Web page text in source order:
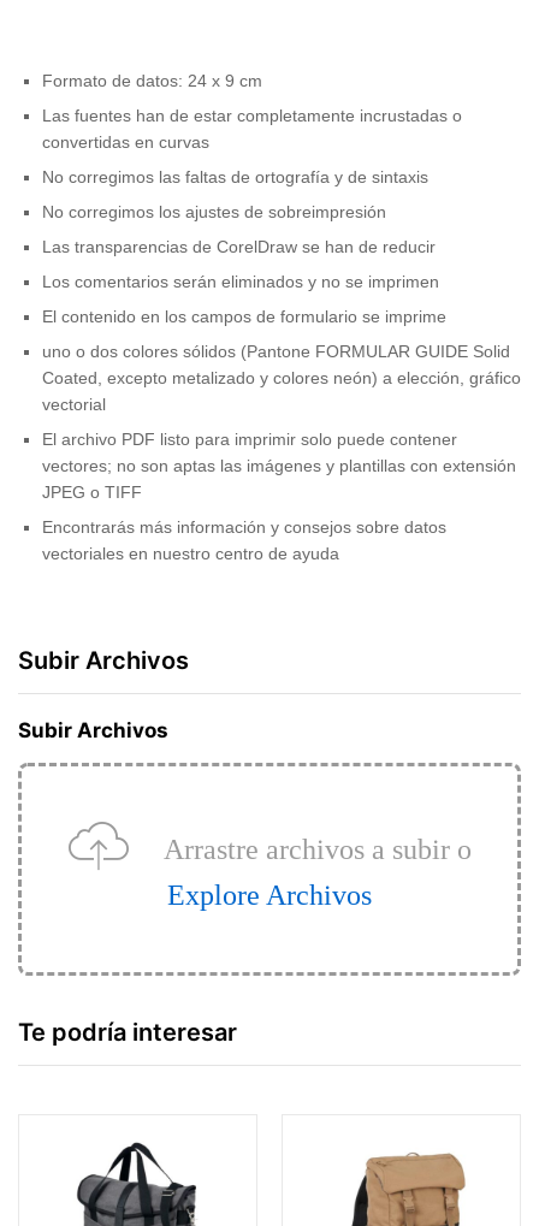
Formato de datos: 24 x 9 cm
Las fuentes han de estar completamente incrustadas o
convertidas en curvas
No corregimos las faltas de ortografía y de sintaxis
No corregimos los ajustes de sobreimpresión
Las transparencias de CorelDraw se han de reducir
Los comentarios serán eliminados y no se imprimen
El contenido en los campos de formulario se imprime
uno o dos colores sólidos (Pantone FORMULAR GUIDE Solid
Coated, excepto metalizado y colores neón) a elección, gráfico
vectorial
El archivo PDF listo para imprimir solo puede contener
vectores; no son aptas las imágenes y plantillas con extensión
JPEG o TIFF
Encontrarás más información y consejos sobre datos
vectoriales en nuestro centro de ayuda
Subir Archivos
Subir Archivos
Arrastre archivos a subir o
Explore Archivos
Te podría interesar